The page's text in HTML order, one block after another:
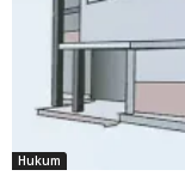
Hukum